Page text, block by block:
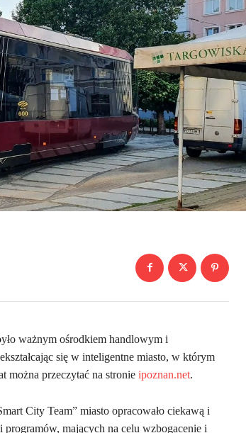
ważnym ośrodkiem handlowym i
się w inteligentne miasto, w którym
można przeczytać na stronie ipoznan.net.
City Team” miasto opracowało ciekawą i
mających na celu wzbogacenie i